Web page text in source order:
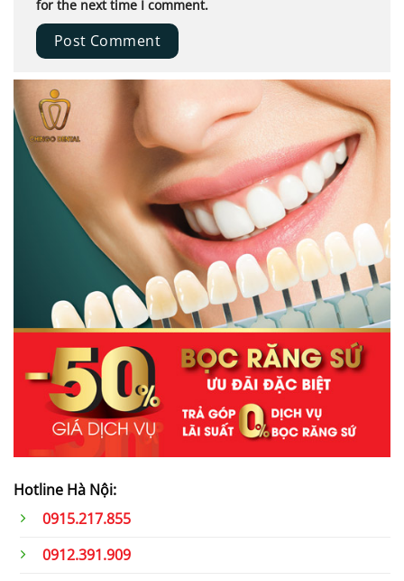
for the next time I comment.
Hotline Hà Nội:
0915.217.855
0912.391.909